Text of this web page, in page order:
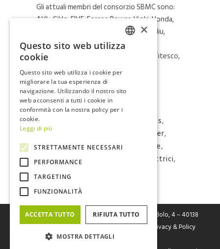
Gli attuali membri del consorzio SBMC sono:
AVL, Ciklo, FIVE, Forsee Power, Hioki, Honda,
Hyba, JAMA, Kawasaki, KTM, KYMCO, Niu,
Piaggio, Polaris, Roki, Samsung, Sinbon,
Sumitomo Electric, Suzuki, Swobbee, Vitesco,
VeNetWork, Yamaha.
Scarica il comunicato stampa
Tags: #electric vehicles,
#electricmobility
#electricscooter,
#eMobility,#italwin,#produzione,
#renewableenergy
#scooter elettrici,
#sustainability
FIVE Srl– Fabbrica Italiana Veicoli Elettrici Via Cerodolo, 4 – 40138
Bologna – P.I. / C.F. / Reg. Imp. Bo n. 03326931205 |
Privacy & Policy
×
Questo sito web utilizza
cookie
Questo sito web utilizza i cookie per
migliorare la tua esperienza di
navigazione. Utilizzando il nostro sito
web acconsenti a tutti i cookie in
conformità con la nostra policy per i
cookie.
Leggi di più
STRETTAMENTE NECESSARI
PERFORMANCE
TARGETING
FUNZIONALITÀ
ACCETTA TUTTO RIFIUTA TUTTO
MOSTRA DETTAGLI